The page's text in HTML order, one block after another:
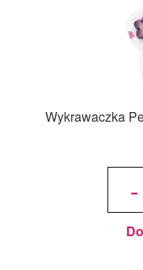
Wykrawaczka
-
-